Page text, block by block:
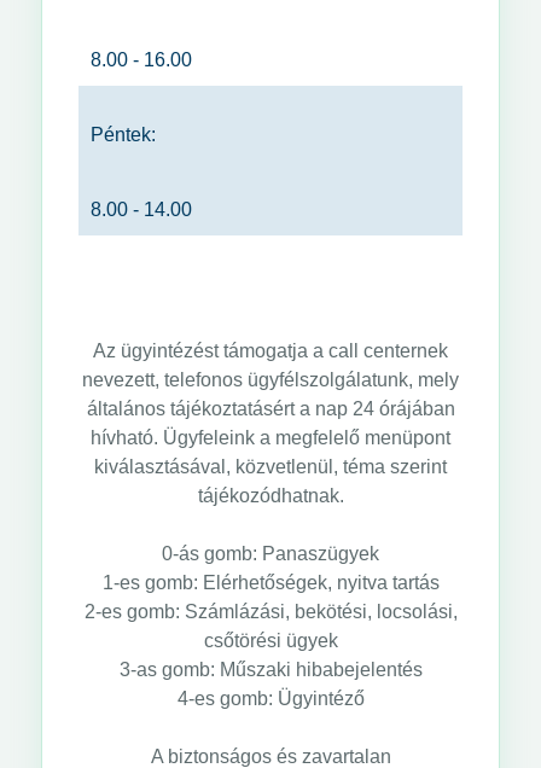
8.00 - 16.00
Péntek:
8.00 - 14.00
Az ügyintézést támogatja a call centernek
nevezett, telefonos ügyfélszolgálatunk, mely
általános tájékoztatásért a nap 24 órájában
hívható. Ügyfeleink a megfelelő menüpont
kiválasztásával, közvetlenül, téma szerint
tájékozódhatnak.
0-ás gomb: Panaszügyek
1-es gomb: Elérhetőségek, nyitva tartás
2-es gomb: Számlázási, bekötési, locsolási,
csőtörési ügyek
3-as gomb: Műszaki hibabejelentés
4-es gomb: Ügyintéző
A biztonságos és zavartalan